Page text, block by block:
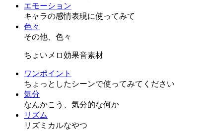
エモーション
キャラの感情表現に使ってみて
色々
その他、色々
ちょいメロ効果音素材
ワンポイント
ちょっとしたシーンで使ってみてください
気分
なんかこう、気分的な何か
リズム
リズミカルなやつ